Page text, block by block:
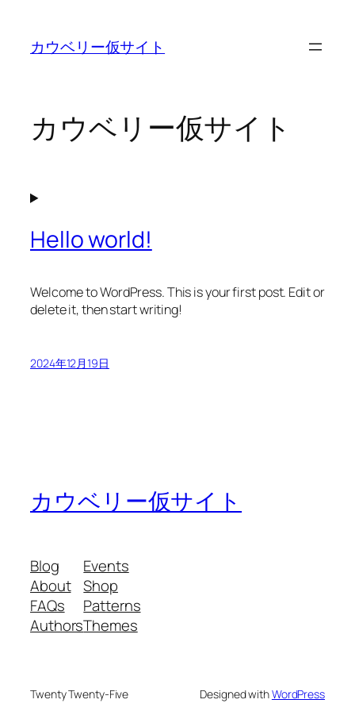
カウベリー仮サイト
カウベリー仮サイト
Hello world!
Welcome to WordPress. This is your first post. Edit or
delete it, then start writing!
2024年12月19日
カウベリー仮サイト
Blog
About
FAQs
Authors
Events
Shop
Patterns
Themes
Twenty Twenty-Five Designed withWordPress